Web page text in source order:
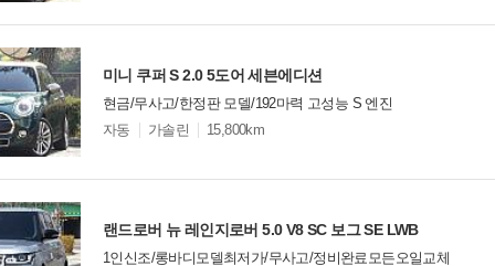
션
미니 쿠퍼 S 2.0 5도어 세븐에디션
현금/무사고/한정판 모델/192마력 고성능 S 엔진
모
션
자동 가솔린 15,800km
랜드로버 뉴 레인지로버 5.0 V8 SC 보그 SE LWB
1인신조/롱바디모델최저가/무사고/정비완료모든오일교체